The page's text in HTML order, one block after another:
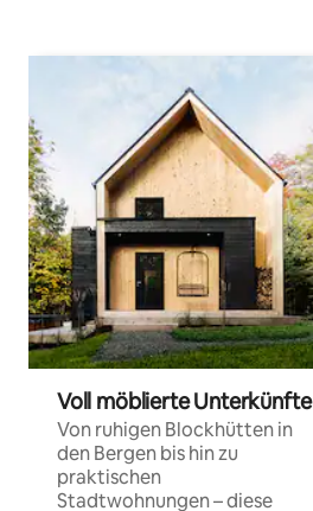
Voll möblierte Unterkünfte
Von ruhigen Blockhütten in
den Bergen bis hin zu
praktischen
Stadtwohnungen – diese